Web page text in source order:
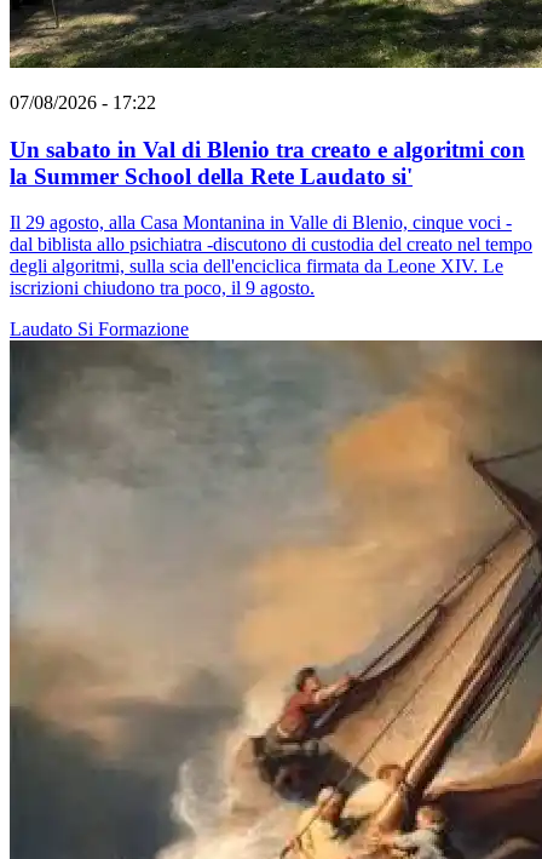
07/08/2026 - 17:22
Un sabato in Val di Blenio tra creato e algoritmi con
la Summer School della Rete Laudato si'
Il 29 agosto, alla Casa Montanina in Valle di Blenio, cinque voci -
dal biblista allo psichiatra -discutono di custodia del creato nel tempo
degli algoritmi, sulla scia dell'enciclica firmata da Leone XIV. Le
iscrizioni chiudono tra poco, il 9 agosto.
Laudato Si Formazione